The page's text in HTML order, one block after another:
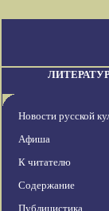
Новости русской
Афиша
К читателю
Содержание
Публицистика